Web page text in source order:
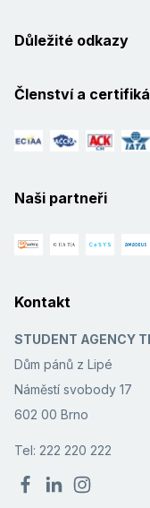
Důležité odkazy
Členství a
Naši partneři
Kontakt
STUDENT AGENCY
Dům pánů z Lipé
Náměstí svobody 17
602 00 Brno
Tel: 222 220 222